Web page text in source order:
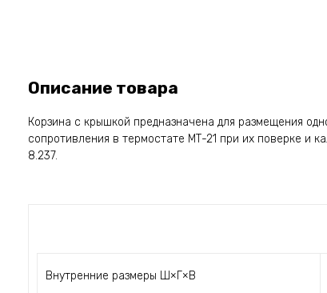
Описание товара
Корзина с крышкой предназначена для размещения
сопротивления в термостате МТ-21 при их поверке и
8.237.
Внутренние размеры Ш×Г×В